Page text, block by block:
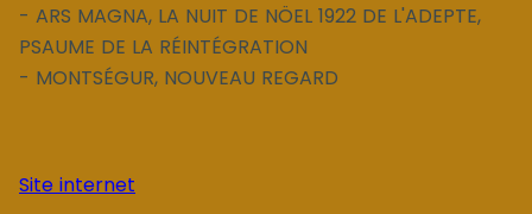
- ARS MAGNA, LA NUIT DE NÖEL 1922 DE L'ADEPTE,
PSAUME DE LA RÉINTÉGRATION
- MONTSÉGUR, NOUVEAU REGARD
Site internet